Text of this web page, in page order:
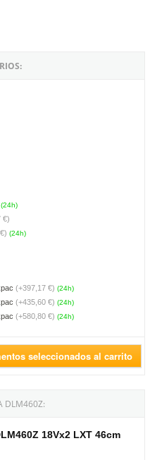
(24h)
€)
(24h)
(+397,17 €) (24h)
(+435,60 €) (24h)
(+580,80 €) (24h)
seleccionados al carrito
DLM460Z:
18Vx2 LXT 46cm